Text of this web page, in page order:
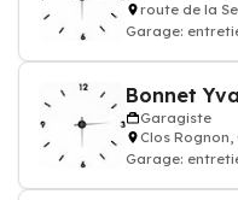
route de la
Garage:
Bonnet
Garagiste
Clos Rognon,
Garage: